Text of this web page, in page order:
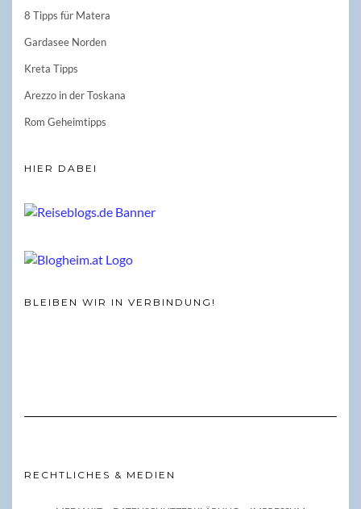
8 Tipps für Matera
Gardasee Norden
Kreta Tipps
Arezzo in der Toskana
Rom Geheimtipps
HIER DABEI
BLEIBEN WIR IN VERBINDUNG!
RECHTLICHES & MEDIEN